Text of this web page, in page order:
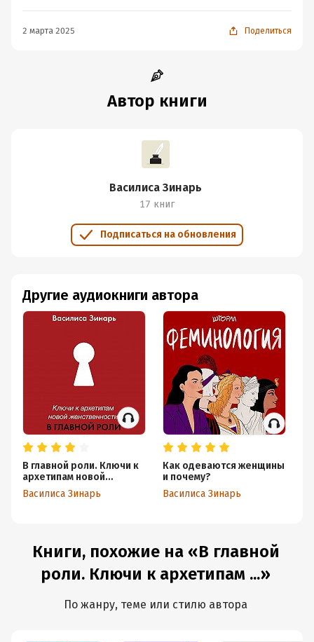
2 марта 2025 Поделиться
Автор книги
Василиса Зинарь
17 книг
Подписаться на обновления
Другие аудиокниги автора
В главной роли. Ключи к
архетипам новой
женственности
Василиса Зинарь
Как одеваются женщины
и почему?
Василиса Зинарь
Книги, похожие на «В главной
роли. Ключи к архетипам ...»
По жанру, теме или стилю автора